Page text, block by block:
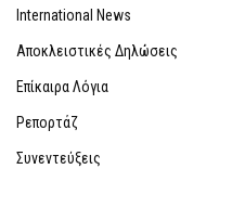
International News
Αποκλειστικές Δηλώσεις
Επίκαιρα Λόγια
Ρεπορτάζ
Συνεντεύξεις